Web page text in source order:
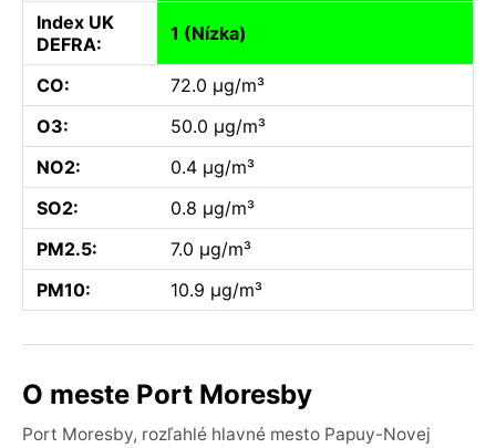
Index UK
DEFRA:
1 (Nízka)
CO:
72.0 µg/m³
O3:
50.0 µg/m³
NO2:
0.4 µg/m³
SO2:
0.8 µg/m³
PM2.5:
7.0 µg/m³
PM10:
10.9 µg/m³
O meste Port Moresby
Port Moresby, rozľahlé hlavné mesto Papuy-Novej